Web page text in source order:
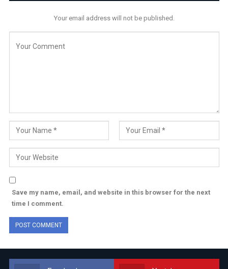
Your email address will not be published.
Save my name, email, and website in this browser for the next
time I comment.